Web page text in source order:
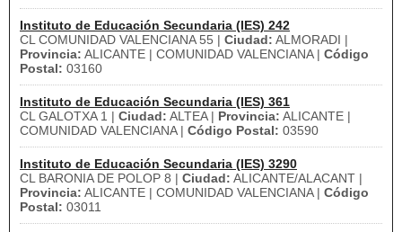
Instituto de Educación Secundaria (IES) 242
CL COMUNIDAD VALENCIANA 55 | Ciudad: ALMORADI |
Provincia: ALICANTE | COMUNIDAD VALENCIANA | Código
Postal: 03160
Instituto de Educación Secundaria (IES) 361
CL GALOTXA 1 | Ciudad: ALTEA | Provincia: ALICANTE |
COMUNIDAD VALENCIANA | Código Postal: 03590
Instituto de Educación Secundaria (IES) 3290
CL BARONIA DE POLOP 8 | Ciudad: ALICANTE/ALACANT |
Provincia: ALICANTE | COMUNIDAD VALENCIANA | Código
Postal: 03011